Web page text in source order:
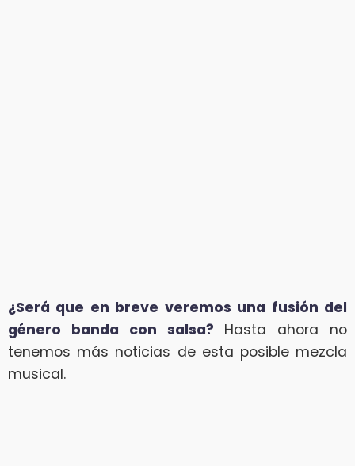
¿Será que en breve veremos una fusión del
género banda con salsa? Hasta ahora no
tenemos más noticias de esta posible mezcla
musical.